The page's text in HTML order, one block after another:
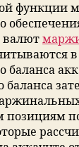
функции
валют
в
баланса
баланса
позициям